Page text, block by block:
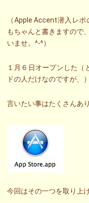
（Apple Accent潜入レ
もちゃんと書きますので
いませ。^-^）
１月６日オープンした
ドの人だけなのですが、
言いたい事はたくさんあ
今回はその一つを取り上